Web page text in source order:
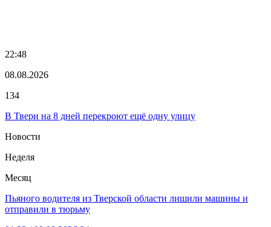
22:48
08.08.2026
134
В Твери на 8 дней перекроют ещё одну улицу
Новости
Неделя
Месяц
Пьяного водителя из Тверской области лишили машины и
отправили в тюрьму